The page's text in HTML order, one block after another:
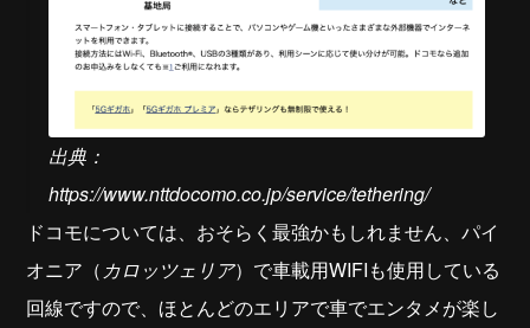
出典：
https://www.nttdocomo.co.jp/service/tethering/
ドコモについては、おそらく最強かもしれません、パイ
オニア（ カロッツェリア）で車載用WIFIも使用している
回線ですので、ほとんどのエリアで車でエンタメが楽し